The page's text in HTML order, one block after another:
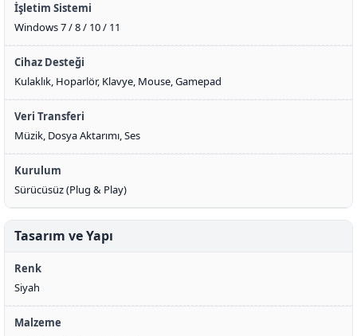
İşletim Sistemi
Windows 7 / 8 / 10 / 11
Cihaz Desteği
Kulaklık, Hoparlör, Klavye, Mouse, Gamepad
Veri Transferi
Müzik, Dosya Aktarımı, Ses
Kurulum
Sürücüsüz (Plug & Play)
Tasarım ve Yapı
Renk
Siyah
Malzeme